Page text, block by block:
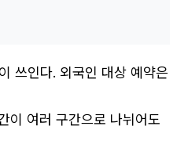
쓰인다. 외국인 대상 예약은
이 여러 구간으로 나뉘어도